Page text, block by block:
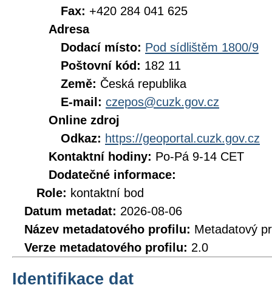
Fax: +420 284 041 625
Adresa
Dodací místo: Pod sídlištěm 1800/9
Poštovní kód: 182 11
Země: Česká republika
E-mail: czepos@cuzk.gov.cz
Online zdroj
Odkaz: https://geoportal.cuzk.gov.cz
Kontaktní hodiny: Po-Pá 9-14 CET
Dodatečné informace:
Role: kontaktní bod
Datum metadat: 2026-08-06
Název metadatového profilu: Metadatový
Verze metadatového profilu: 2.0
Identifikace dat